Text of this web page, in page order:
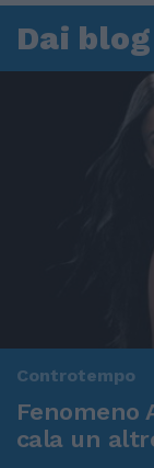
Dai blog
Controtempo
Fenomeno
cala un